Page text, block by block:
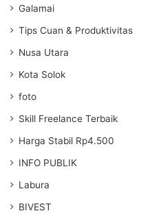
Galamai
Tips Cuan & Produktivitas
Nusa Utara
Kota Solok
foto
Skill Freelance Terbaik
Harga Stabil Rp4.500
INFO PUBLIK
Labura
BIVEST